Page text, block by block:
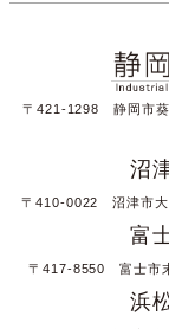
〒421-1298 静岡市
沼
〒410-0022 沼津市
富
〒417-8550 富士市
浜